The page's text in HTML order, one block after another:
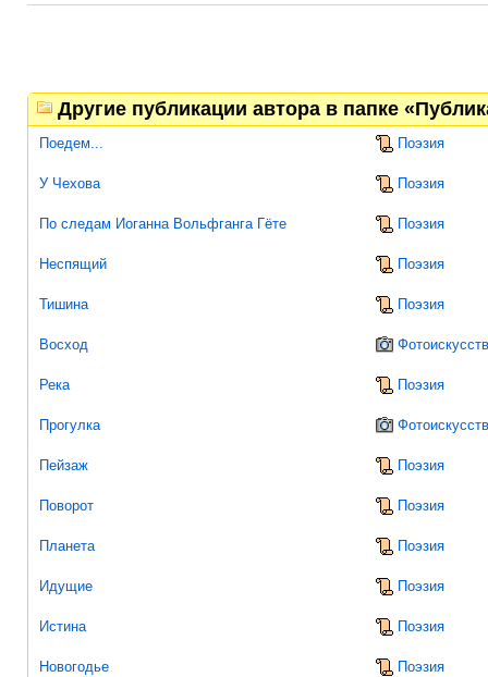
Другие публикации автора в папке
Поедем... Поэзия
У Чехова Поэзия
По следам Иоганна Вольфганга Гёте Поэзия
Неспящий Поэзия
Тишина Поэзия
Восход
Река Поэзия
Прогулка
Пейзаж Поэзия
Поворот Поэзия
Планета Поэзия
Идущие Поэзия
Истина Поэзия
Новогодье Поэзия